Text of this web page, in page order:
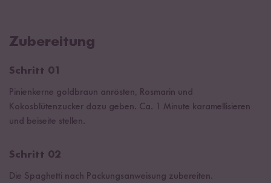
Zubereitung
Schritt 01
Pinienkerne goldbraun anrösten, Rosmarin und
Kokosblütenzucker dazu geben. Ca. 1 Minute karamellisieren
und beiseite stellen.
Schritt 02
Die Spaghetti nach Packungsanweisung zubereiten.